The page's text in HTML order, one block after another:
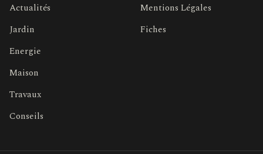
Actualités
Jardin
Energie
Maison
Travaux
Conseils
Mentions Légales
Fiches